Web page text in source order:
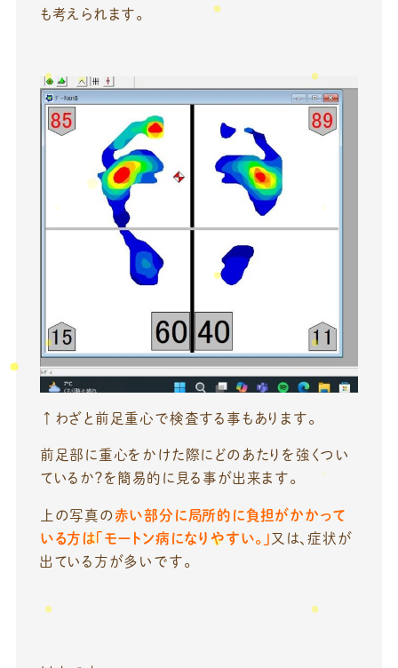
も考えられます。
↑わざと前足重心で検査する事もあります。
前足部に重心をかけた際にどのあたりを強くつい
ているか？を簡易的に見る事が出来ます。
上の写真の赤い部分に局所的に負担がかかって
いる方は「モートン病になりやすい。」又は、症状が
出ている方が多いです。